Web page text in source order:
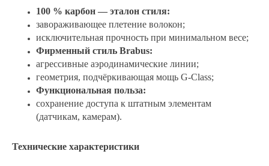
100 % карбон — эталон стиля:
завораживающее плетение волокон;
исключительная прочность при минимальном весе;
Фирменный стиль Brabus:
агрессивные аэродинамические линии;
геометрия, подчёркивающая мощь G‑Class;
Функциональная польза:
сохранение доступа к штатным элементам
(датчикам, камерам).
Технические характеристики